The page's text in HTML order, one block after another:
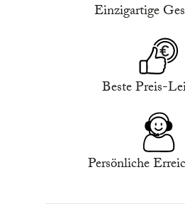
Einzigartige
Beste Preis-
Persönliche